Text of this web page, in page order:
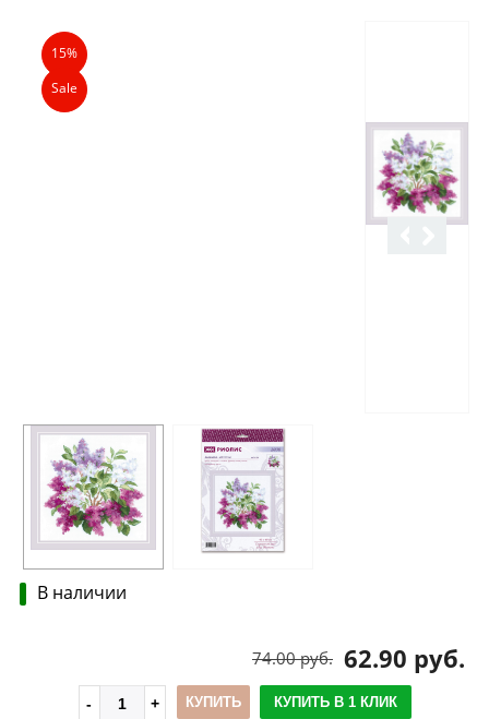
Описание
15%
Sale
В наличии
62.90 руб.
74.00 руб.
КУПИТЬ КУПИТЬ В 1 КЛИК